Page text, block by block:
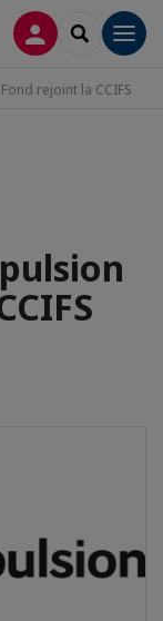
CONNEXION
rejoint la CCIFS